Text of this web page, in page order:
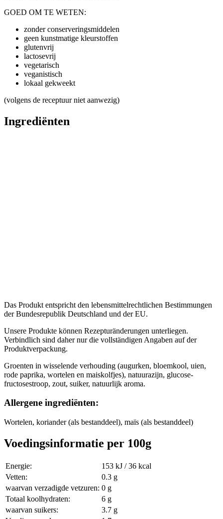
GOED OM TE WETEN:
zonder conserveringsmiddelen
geen kunstmatige kleurstoffen
glutenvrij
lactosevrij
vegetarisch
veganistisch
lokaal gekweekt
(volgens de receptuur niet aanwezig)
Ingrediënten
Das Produkt entspricht den lebensmittelrechtlichen Bestimmungen
der Bundesrepublik Deutschland und der EU.
Unsere Produkte können Rezepturänderungen unterliegen.
Verbindlich sind daher nur die vollständigen Angaben auf der
Produktverpackung.
Groenten in wisselende verhouding (augurken, bloemkool, uien,
rode paprika, wortelen en maiskolfjes), natuurazijn, glucose-
fructosestroop, zout, suiker, natuurlijk aroma.
Allergene ingrediënten:
Wortelen, koriander (als bestanddeel), maïs (als bestanddeel)
Voedingsinformatie per 100g
Energie:
153 kJ / 36 kcal
Vetten:
0.3 g
waarvan verzadigde vetzuren: 0 g
Totaal koolhydraten:
6 g
waarvan suikers:
3.7 g